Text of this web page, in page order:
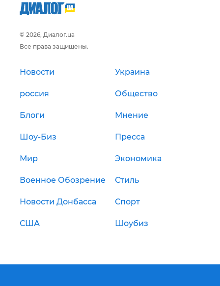
© 2026, Диалог.ua
Все права защищены.
Новости Украина
россия Общество
Блоги Мнение
Шоу-Биз Пресса
Мир Экономика
Военное Обозрение Стиль
Новости Донбасса Спорт
США Шоубиз